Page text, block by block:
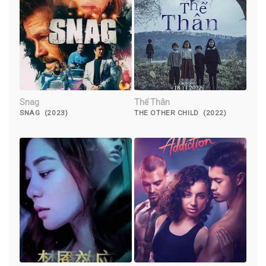
Snag
SNAG (2023)
Thế Thân
THE OTHER CHILD (2022)